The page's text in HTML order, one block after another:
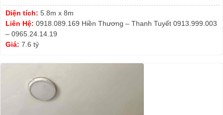
Diện tích: 5.8m x 8m
Liên Hệ: 0918.089.169 Hiền Thương – Thanh Tuyết 0913.999.003
– 0965.24.14.19
Giá: 7.6 tỷ